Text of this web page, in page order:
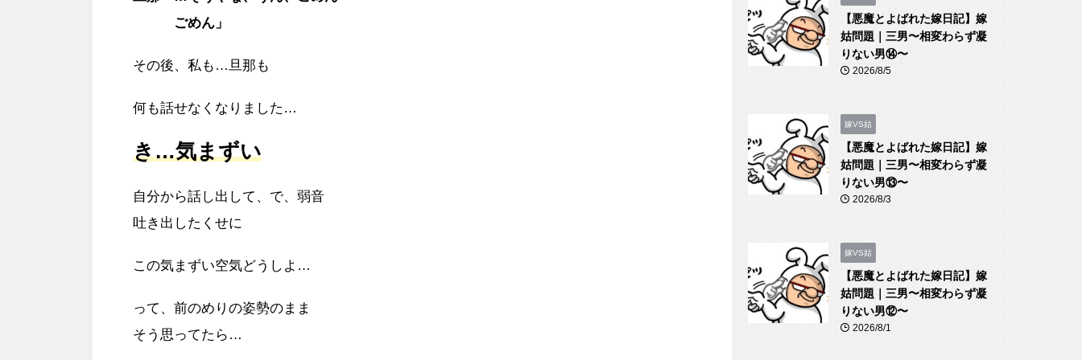
ごめん」
その後、私も…旦那も
何も話せなくなりました…
き…気まずい
自分から話し出して、で、弱音
吐き出したくせに
この気まずい空気どうしよ…
って、前のめりの姿勢のまま
そう思ってたら…
【悪魔とよばれた嫁日記】嫁
姑問題｜三男〜相変わらず凝
りない男⑭〜
2026/8/5
嫁VS姑
【悪魔とよばれた嫁日記】嫁
姑問題｜三男〜相変わらず凝
りない男⑬〜
2026/8/3
嫁VS姑
【悪魔とよばれた嫁日記】嫁
姑問題｜三男〜相変わらず凝
りない男⑫〜
2026/8/1